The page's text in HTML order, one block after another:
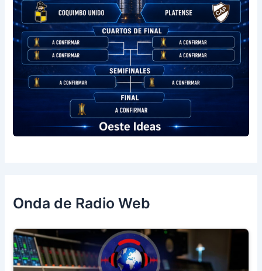
Onda de Radio Web